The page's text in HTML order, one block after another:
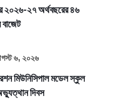
২০২৬-২৭ অর্থবছরের ৪৬
৬, ২০২৬
মিউনিসিপাল মডেল স্কুল
দিবস